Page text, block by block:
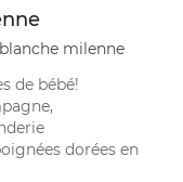
milenne
de bébé!
dorées en